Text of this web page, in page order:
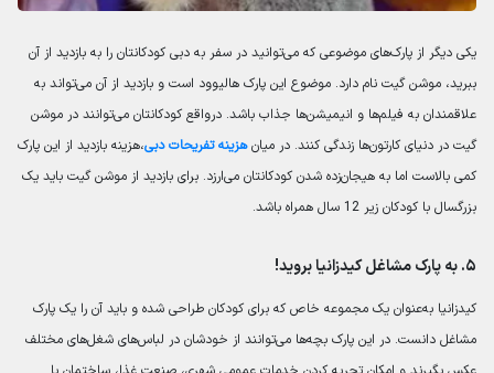
یکی دیگر از پارک‌های موضوعی که می‌توانید در سفر به دبی کودکانتان را به بازدید از آن
ببرید، موشن گیت نام دارد. موضوع این پارک هالیوود است و بازدید از آن می‌تواند به
علاقمندان به فیلم‌ها و انیمیشن‌ها جذاب باشد. درواقع کودکانتان می‌توانند در موشن
گیت در دنیای کارتون‌ها زندگی کنند. در میانهزینه تفریحات دبی،هزینه بازدید از این پارک
کمی بالاست اما به هیجان‌زده شدن کودکانتان می‌ارزد. برای بازدید از موشن گیت باید یک
بزرگسال با کودکان زیر 12 سال همراه باشد.
۵. به پارک مشاغل کیدزانیا بروید!
کیدزانیا به‌عنوان یک مجموعه خاص که برای کودکان طراحی شده و باید آن را یک پارک
مشاغل دانست. در این پارک بچه‌ها می‌توانند از خودشان در لباس‌های شغل‌های مختلف